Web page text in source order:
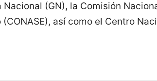
(GN), la Comisión
así como el Centro